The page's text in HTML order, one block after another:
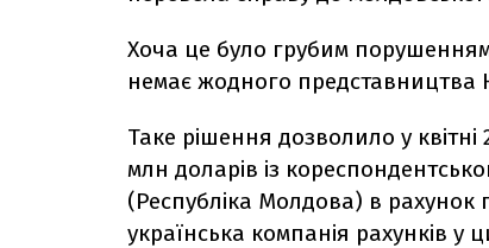
Хоча це було грубим
немає жодного представництва
Таке рішення дозволило у
млн доларів із
(Республіка Молдова) в рахунок
українська компанія рахунків